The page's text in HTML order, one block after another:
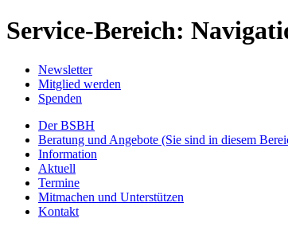
Service-Bereich:
Newsletter
Mitglied werden
Spenden
Der BSBH
Beratung und Angebote (Sie sind in diesem
Information
Aktuell
Termine
Mitmachen und Unterstützen
Kontakt